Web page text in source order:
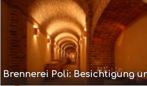
Brennerei Poli: Besichtigung